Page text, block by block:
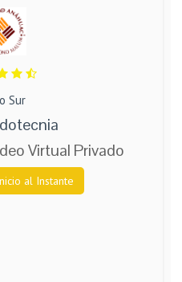
Sur
Virtual Privado
al Instante